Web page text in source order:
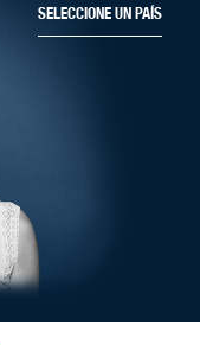
SELECCIONE UN PAÍS